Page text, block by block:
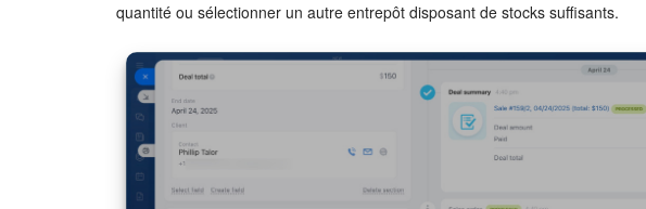
quantité ou sélectionner un autre entrepôt disposant de stocks suffisants.